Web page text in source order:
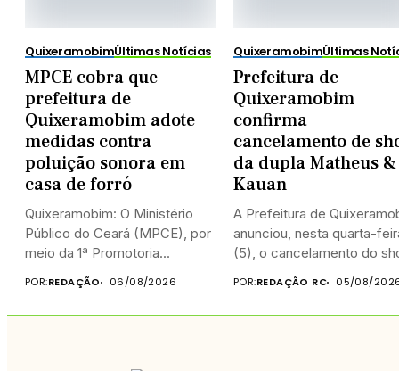
QuixeramobimÚltimas Notícias
MPCE cobra que
prefeitura de
Quixeramobim adote
medidas contra
poluição sonora em
casa de forró
Quixeramobim: O Ministério
Público do Ceará (MPCE), por
meio da 1ª Promotoria...
POR:REDAÇÃO 06/08/2026
QuixeramobimÚltimas
Prefeitura de
Quixeramobim
confirma
cancelamento de
da dupla Matheus &
Kauan
A Prefeitura de
anunciou, nesta quarta-
(5), o cancelamento do
POR:REDAÇÃO RC 05/08/